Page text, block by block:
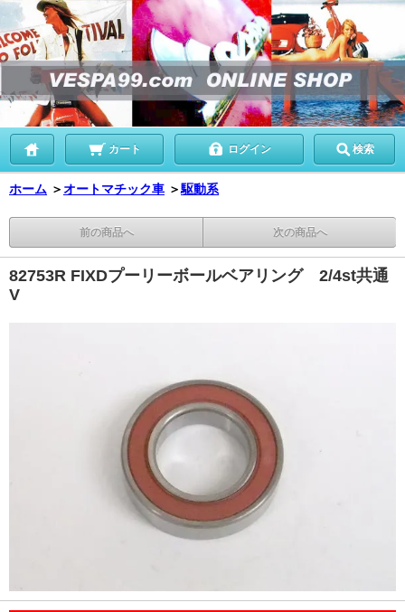
カート ログイン 検索
ホーム ＞オートマチック車 ＞駆動系
前の商品へ 次の商品へ
82753R FIXDプーリーボールベアリング 2/4st共通
V